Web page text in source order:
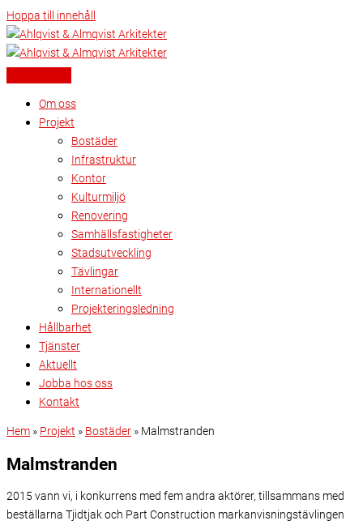
Hoppa till innehåll
Om oss
Projekt
Bostäder
Infrastruktur
Kontor
Kulturmiljö
Renovering
Samhällsfastigheter
Stadsutveckling
Tävlingar
Internationellt
Projekteringsledning
Hållbarhet
Tjänster
Aktuellt
Jobba hos oss
Kontakt
Hem » Projekt » Bostäder » Malmstranden
Malmstranden
2015 vann vi, i konkurrens med fem andra aktörer, tillsammans med
beställarna Tjidtjak och Part Construction markanvisningstävlingen